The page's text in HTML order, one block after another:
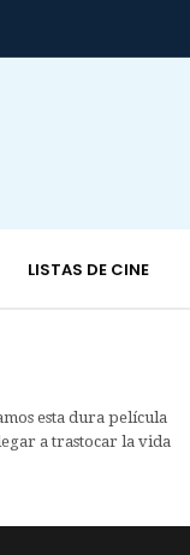
LISTAS DE CINE
esta dura película
a trastocar la vida